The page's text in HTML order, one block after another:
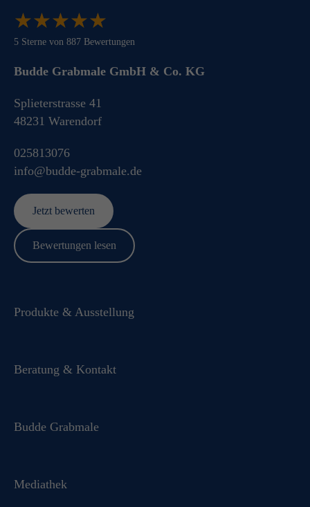
★★★★★
★★★★★
5 Sterne von 887 Bewertungen
Budde Grabmale GmbH & Co. KG
info@budde-grabmale.de
025813076
Splieterstrasse 41
48231 Warendorf
Jetzt bewerten
Bewertungen lesen
Produkte & Ausstellung
Beratung & Kontakt
Budde Grabmale
Mediathek